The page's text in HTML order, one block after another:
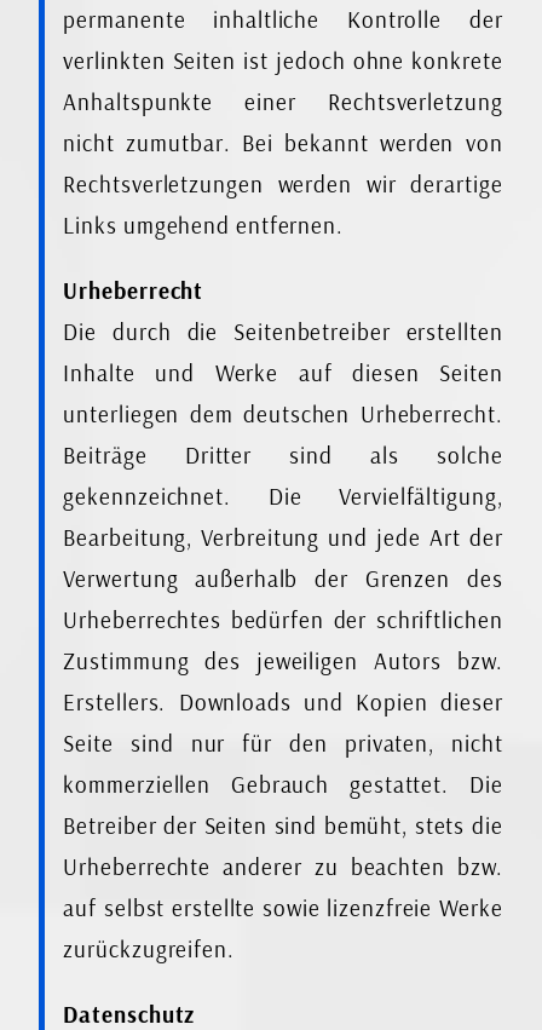
permanente inhaltliche Kontrolle der
verlinkten Seiten ist jedoch ohne konkrete
Anhaltspunkte einer Rechtsverletzung
nicht zumutbar. Bei bekannt werden von
Rechtsverletzungen werden wir derartige
Links umgehend entfernen.
Urheberrecht
Die durch die Seitenbetreiber erstellten
Inhalte und Werke auf diesen Seiten
unterliegen dem deutschen Urheberrecht.
Beiträge Dritter sind als solche
gekennzeichnet. Die Vervielfältigung,
Bearbeitung, Verbreitung und jede Art der
Verwertung außerhalb der Grenzen des
Urheberrechtes bedürfen der schriftlichen
Zustimmung des jeweiligen Autors bzw.
Erstellers. Downloads und Kopien dieser
Seite sind nur für den privaten, nicht
kommerziellen Gebrauch gestattet. Die
Betreiber der Seiten sind bemüht, stets die
Urheberrechte anderer zu beachten bzw.
auf selbst erstellte sowie lizenzfreie Werke
zurückzugreifen.
Datenschutz